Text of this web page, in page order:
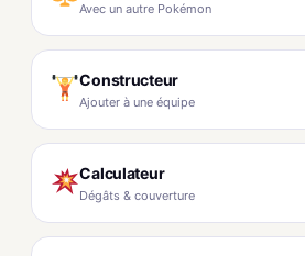
Avec un autre Pokémon
Constructeur
Ajouter à une équipe
Calculateur
Dégâts & couverture